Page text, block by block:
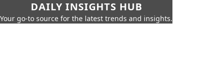
DAILY INSIGHTS HUB
Your go-to source for the latest trends and insights.